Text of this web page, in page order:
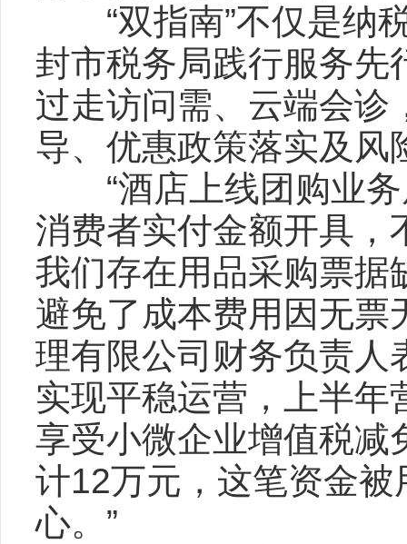
“双指南”不仅是纳税
封市税务局践行服务先
过走访问需、云端会诊
导、优惠政策落实及风
“酒店上线团购业务
消费者实付金额开具，
我们存在用品采购票据
避免了成本费用因无
理有限公司财务负责人
实现平稳运营，上半年
享受小微企业增值税减
计12万元，这笔资金
心。”